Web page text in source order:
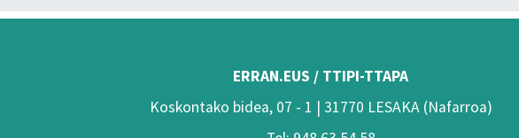
ERRAN.EUS / TTIPI-TTAPA
Koskontako bidea, 07 - 1 | 31770 LESAKA (Nafarroa)